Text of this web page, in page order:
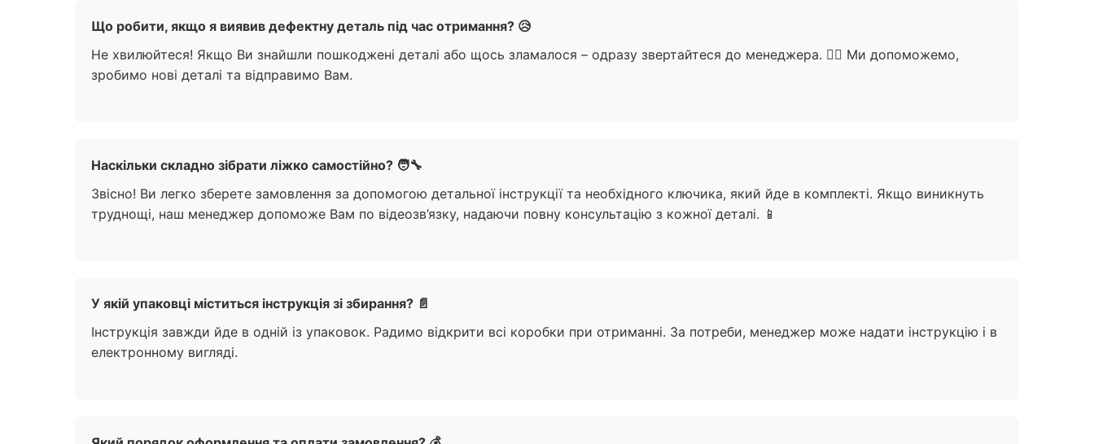
Що робити, якщо я виявив дефектну деталь під час отримання? 😥
Не хвилюйтеся! Якщо Ви знайшли пошкоджені деталі або щось зламалося – одразу звертайтеся до менеджера. 🙋‍♀️ Ми допоможемо,
зробимо нові деталі та відправимо Вам.
Наскільки складно зібрати ліжко самостійно? 🧑‍🔧
Звісно! Ви легко зберете замовлення за допомогою детальної інструкції та необхідного ключика, який йде в комплекті. Якщо виникнуть
труднощі, наш менеджер допоможе Вам по відеозв’язку, надаючи повну консультацію з кожної деталі. 📱
У якій упаковці міститься інструкція зі збирання? 📄
Інструкція завжди йде в одній із упаковок. Радимо відкрити всі коробки при отриманні. За потреби, менеджер може надати інструкцію і в
електронному вигляді.